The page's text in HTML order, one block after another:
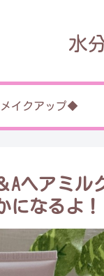
水
イクアップ◆
ヘアミル
になるよ！